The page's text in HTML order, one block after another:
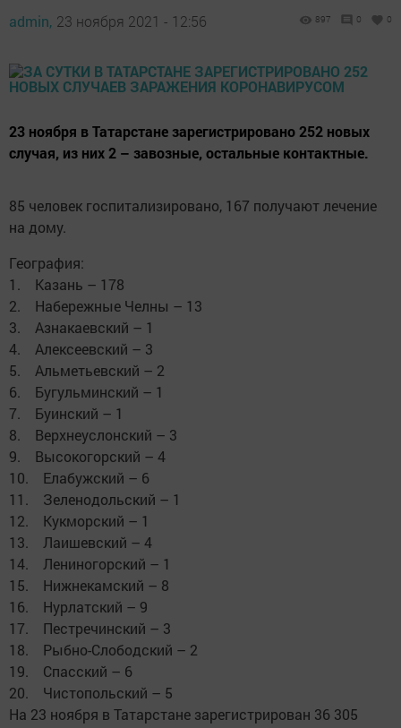
admin, 23 ноября 2021 - 12:56 897 0 0
23 ноября в Татарстане зарегистрировано 252 новых
случая, из них 2 – завозные, остальные контактные.
85 человек госпитализировано, 167 получают лечение
на дому.
География:
1. Казань – 178
2. Набережные Челны – 13
3. Азнакаевский – 1
4. Алексеевский – 3
5. Альметьевский – 2
6. Бугульминский – 1
7. Буинский – 1
8. Верхнеуслонский – 3
9. Высокогорский – 4
10. Елабужский – 6
11. Зеленодольский – 1
12. Кукморский – 1
13. Лаишевский – 4
14. Лениногорский – 1
15. Нижнекамский – 8
16. Нурлатский – 9
17. Пестречинский – 3
18. Рыбно-Слободский – 2
19. Спасский – 6
20. Чистопольский – 5
На 23 ноября в Татарстане зарегистрирован 36 305